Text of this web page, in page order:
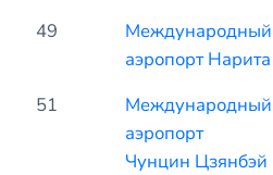
49
Международный
аэропорт Нарита
51
Международный
аэропорт
Чунцин Цзянбэй